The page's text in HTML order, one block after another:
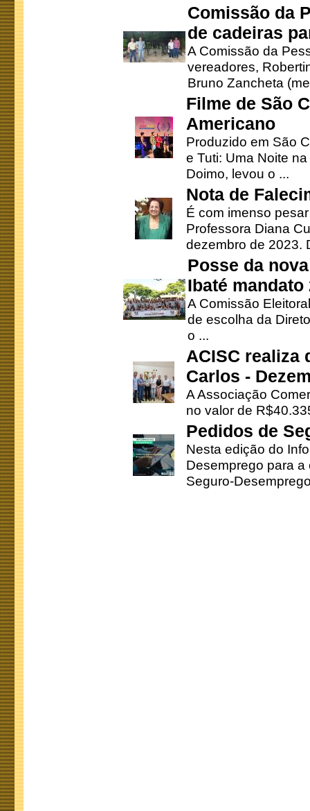
Comissão da
de cadeiras
A Comissão da
vereadores,
Bruno Zancheta
Filme de São
Americano
Produzido em São
e Tuti: Uma Noite
Doimo, levou o ...
Nota de
É com imenso
Professora Diana
dezembro de 2023.
Posse da
Ibaté mandato
A Comissão
de escolha da
o ...
ACISC realiza
Carlos -
A Associação
no valor de
Pedidos de
Nesta edição do
Desemprego para
Seguro-